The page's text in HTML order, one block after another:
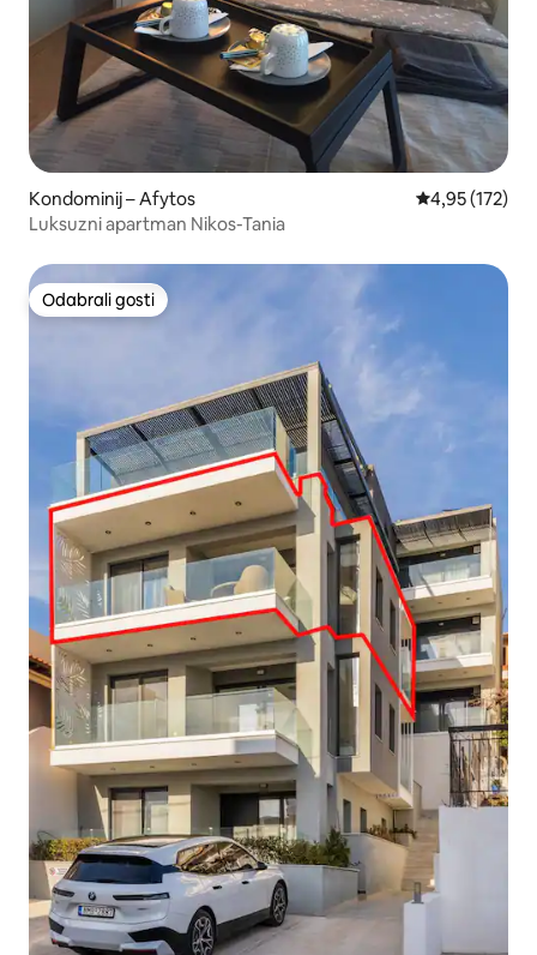
Kondominij – Afytos Prosječna
4,95 (172)
Luksuzni apartman Nikos-Tania
Odabrali gosti
Odabrali gosti